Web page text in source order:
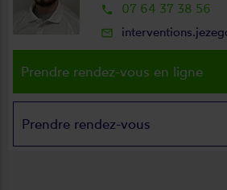
local_phone 07 64 37 38 56
mail_outline
Prendre rendez-vous en ligne
Prendre rendez-vous